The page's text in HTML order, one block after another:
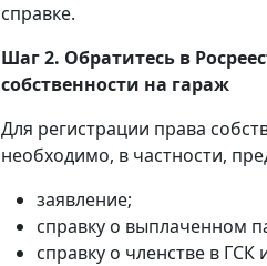
справке.
Шаг 2. Обратитесь в
собственности на гараж
Для регистрации права
необходимо, в частности,
заявление;
справку о выплаченном
справку о членстве в ГСК